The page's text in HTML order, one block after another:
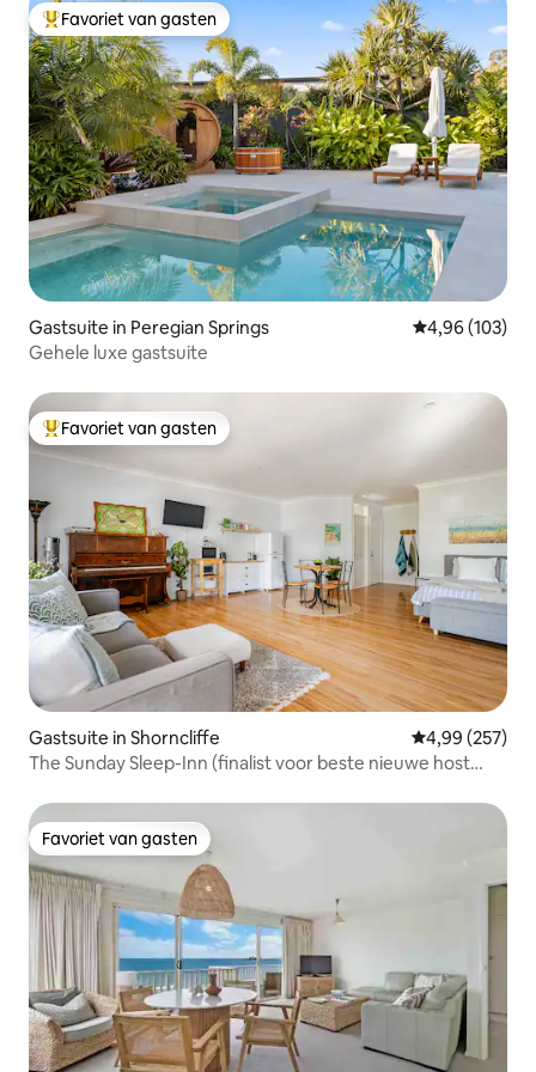
Topfavoriet van gasten
Favoriet van gasten
Gastsuite in Peregian Springs Gemiddelde
4,96 (103)
Gehele luxe gastsuite
Topfavoriet van gasten
Favoriet van gasten
Gastsuite in Shorncliffe Gemiddelde
4,99 (257)
The Sunday Sleep-Inn (finalist voor beste nieuwe host
Favoriet van gasten
Favoriet van gasten